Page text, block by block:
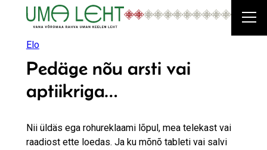
juurdeElo
Pedäge nõu arsti vai
aptiikriga…
Nii üldäs ega rohureklaami lõpul, mea telekast vai
raadiost ette loedas. Ja ku mõnõ tableti vai salvi